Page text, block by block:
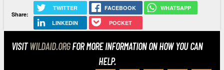
Share:
TWITTER FACEBOOK WHATSAPP
LINKEDIN POCKET
VISITWILDAID.ORGFOR MORE INFORMATION ON HOW YOU CAN
HELP.